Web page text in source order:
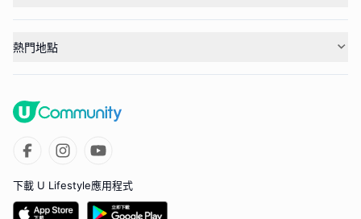
熱門地點
下載 U Lifestyle應用程式